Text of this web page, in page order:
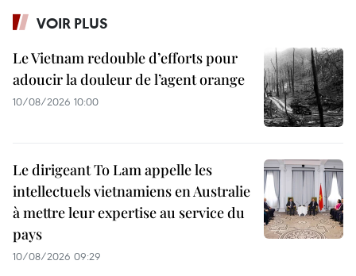
VOIR PLUS
Le Vietnam redouble d’efforts pour
adoucir la douleur de l’agent orange
10/08/2026 10:00
Le dirigeant To Lam appelle les
intellectuels vietnamiens en Australie
à mettre leur expertise au service du
pays
10/08/2026 09:29